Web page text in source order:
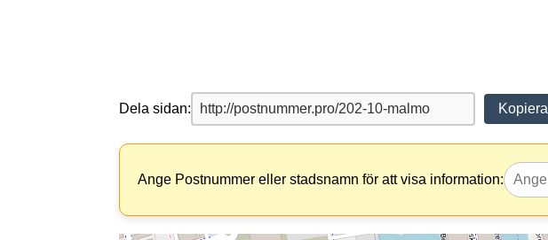
Dela sidan: Kopiera
Ange Postnummer eller stadsnamn för att visa information: